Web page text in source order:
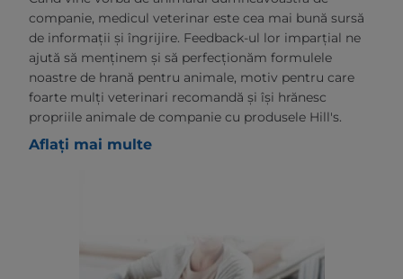
companie, medicul veterinar este cea mai bună sursă
de informații și îngrijire. Feedback-ul lor imparțial ne
ajută să menținem și să perfecționăm formulele
noastre de hrană pentru animale, motiv pentru care
foarte mulți veterinari recomandă și își hrănesc
propriile animale de companie cu produsele Hill's.
Aflați mai multe